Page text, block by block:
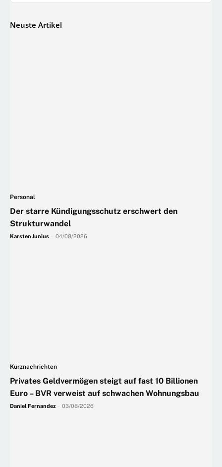
Neuste Artikel
Personal
Der starre Kündigungsschutz erschwert den
Strukturwandel
Karsten Junius 04/08/2026
Kurznachrichten
Privates Geldvermögen steigt auf fast 10 Billionen
Euro – BVR verweist auf schwachen Wohnungsbau
Daniel Fernandez 03/08/2026